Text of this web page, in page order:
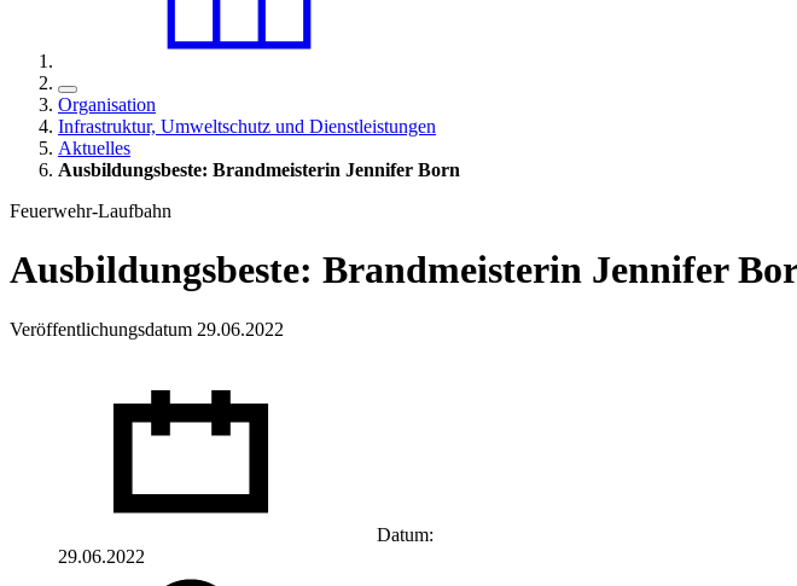
Organisation
Infrastruktur, Umweltschutz und Dienstleistungen
Aktuelles
Ausbildungsbeste: Brandmeisterin Jennifer Born
Feuerwehr-Laufbahn
Ausbildungsbeste: Brandmeisterin Jennifer
Veröffentlichungsdatum 29.06.2022
Datum:
29.06.2022